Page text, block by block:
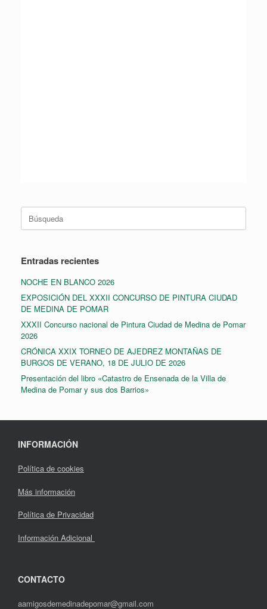
Buscar:
Entradas recientes
NOCHE EN BLANCO 2026
EXPOSICIÓN DEL XXXII CONCURSO DE PINTURA CIUDAD
DE MEDINA DE POMAR
XXXII Concurso nacional de Pintura Ciudad de Medina de Pomar
2026
CRÓNICA XXIX TORNEO DE AJEDREZ MONTAÑAS DE
BURGOS DE VERANO, 18 DE JULIO DE 2026
Presentación del libro «Catastro de Ensenada de la Villa de
Medina de Pomar y sus dos Barrios»
INFORMACIÓN
Política de cookies
Más información
Política de Privacidad
Información Adicional
CONTACTO
aamigosdemedinadepomar@gmail.com